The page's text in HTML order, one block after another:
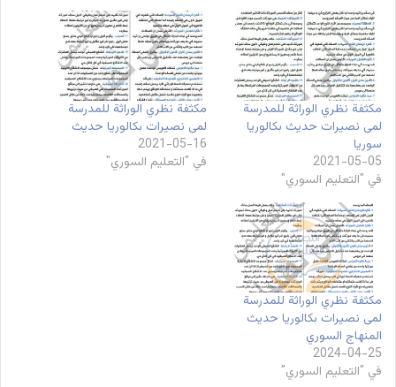
مكثفة نظري الوراثة للمدرسة
لمى نصيرات حديث بكالوريا
سوريا
2021-05-05
في "التعليم السوري"
مكثفة نظري الوراثة للمدرسة
لمى نصيرات بكالوريا حديث
2021-05-16
في "التعليم السوري"
مكثفة نظري الوراثة للمدرسة
لمى نصيرات بكالوريا حديث
المنهاج السوري
2024-04-25
في "التعليم السوري"